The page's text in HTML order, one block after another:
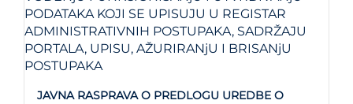
JAVNA RASPRAVA O PREDLOGU UREDBE O